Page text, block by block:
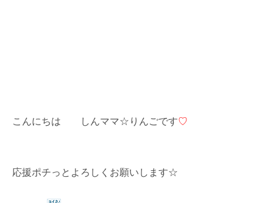
こんにちは しんママ☆りんごです♡
応援ポチっとよろしくお願いします☆